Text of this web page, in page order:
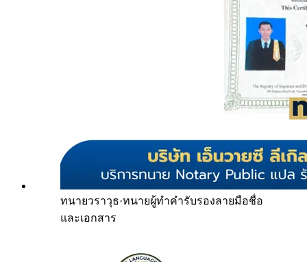
ทนายวราวุธ·ทนายผู้ทำคำรับรองลายมือชื่อ
และเอกสาร